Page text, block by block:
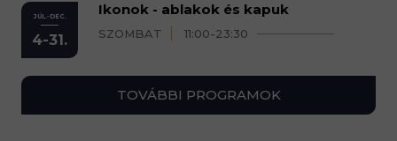
JÚL.-DEC.
4-31.
Ikonok - ablakok és kapuk
SZOMBAT 11:00-23:30
TOVÁBBI PROGRAMOK